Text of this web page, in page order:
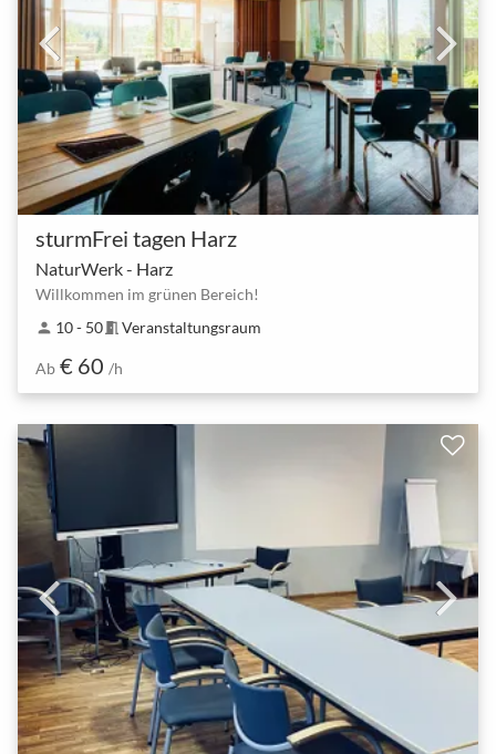
sturmFrei tagen Harz
NaturWerk - Harz
Willkommen im grünen Bereich!
person 10 - 50meeting_room Veranstaltungsraum
Ab € 60 /h